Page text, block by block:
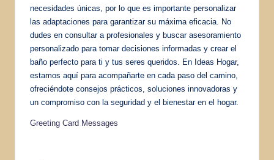
necesidades únicas, por lo que es importante personalizar
las adaptaciones para garantizar su máxima eficacia. No
dudes en consultar a profesionales y buscar asesoramiento
personalizado para tomar decisiones informadas y crear el
baño perfecto para ti y tus seres queridos. En Ideas Hogar,
estamos aquí para acompañarte en cada paso del camino,
ofreciéndote consejos prácticos, soluciones innovadoras y
un compromiso con la seguridad y el bienestar en el hogar.
Greeting Card Messages